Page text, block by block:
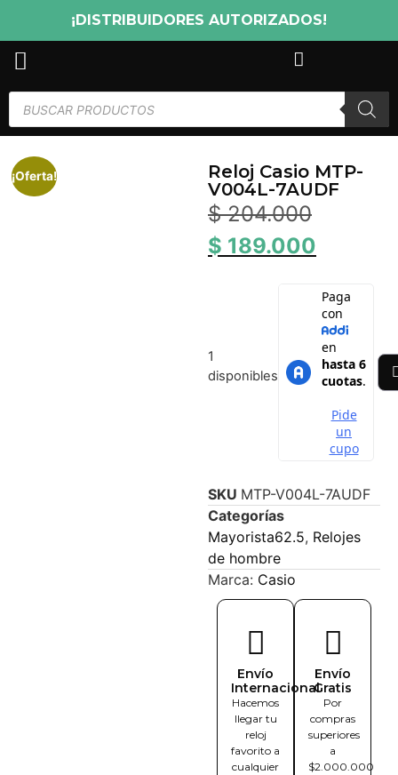
¡DISTRIBUIDORES AUTORIZADOS!
¡Oferta!
Reloj Casio MTP-
V004L-7AUDF
$204.000
$ 189.000
1
disponibles
SKU MTP-V004L-7AUDF
Categorías
Mayorista62.5, Relojes
de hombre
Marca: Casio
Envío
Internacional
Hacemos
llegar tu
reloj
favorito a
cualquier
Envío
Gratis
Por
compras
superiores
a
$2.000.000